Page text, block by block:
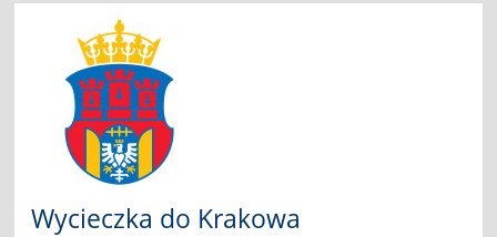
Wycieczka do Krakowa